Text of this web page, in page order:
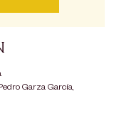
Garza García,